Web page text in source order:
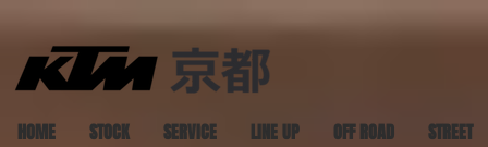
HOME STOCK SERVICE LINE UP OFF ROAD STREET